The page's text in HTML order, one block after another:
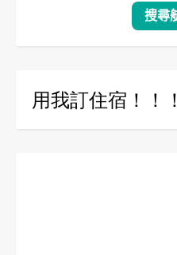
用我訂住宿！！！